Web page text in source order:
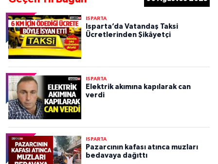
ISPARTA
Isparta’da Vatandaş Taksi
Ücretlerinden Şikâyetçi
ISPARTA
Elektrik akımına kapılarak can
verdi
ISPARTA
Pazarcının kafası atınca muzları
bedavaya dağıttı